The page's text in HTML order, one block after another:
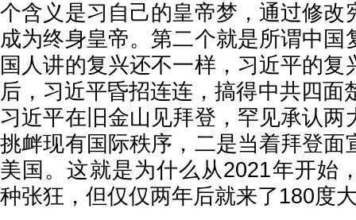
个含义是习自己的皇帝梦，通过修改
成为终身皇帝。第二个就是所谓中国
国人讲的复兴还不一样，习近平的复
后，习近平昏招连连，搞得中共四面
习近平在旧金山见拜登，罕见承认两
挑衅现有国际秩序，二是当着拜登面
美国。这就是为什么从2021年开始
种张狂，但仅仅两年后就来了180度